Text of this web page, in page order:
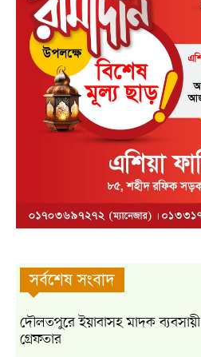
সর্বশেষ সংবাদ
দৌলতপুরে ইয়াবাসহ মাদক ব্যবসায়ী
গ্রেফতার